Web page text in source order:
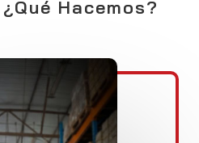
¿Qué Hacemos?